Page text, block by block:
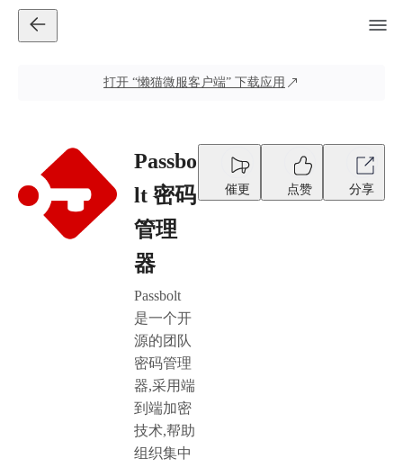
打开 “懒猫微服客户端” 下载应用
Passbo
lt 密码
管理
器
Passbolt
是一个开
源的团队
密码管理
器,采用端
到端加密
技术,帮助
组织集中
催更 点赞 分享